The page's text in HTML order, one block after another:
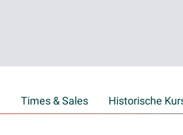
Times & Sales Historische